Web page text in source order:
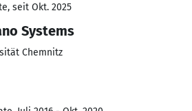
seit Okt. 2025
Systems
Chemnitz